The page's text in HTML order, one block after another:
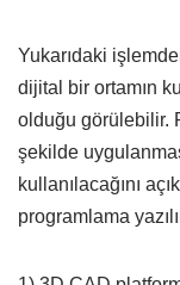
Yukarıdaki
dijital bir ortamın
olduğu görülebilir.
şekilde
kullanılacağını
programlama